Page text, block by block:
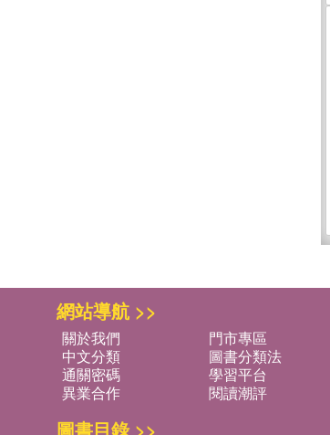
網站導航 >>
關於我們 門市專區
中文分類
圖書分類法
通關密碼
學習平台
異業合作
閱讀潮評
圖書目錄 >>